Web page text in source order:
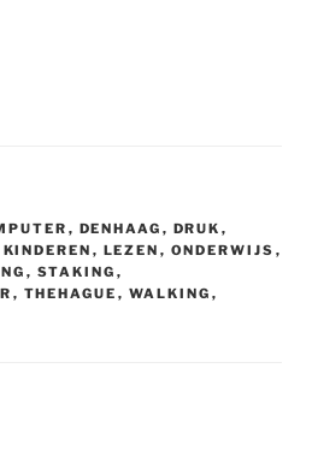
, DENHAAG , DRUK ,
KINDEREN , LEZEN , ONDERWIJS ,
, STAKING ,
, THEHAGUE , WALKING ,